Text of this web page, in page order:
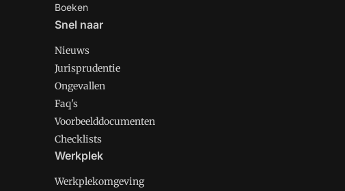
Boeken
Snel naar
Nieuws
Jurisprudentie
Ongevallen
Faq's
Voorbeelddocumenten
Checklists
Werkplek
Werkplekomgeving